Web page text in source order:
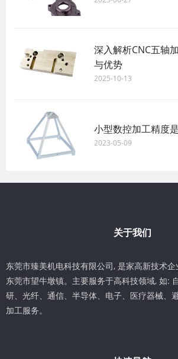
深入解析CNC五轴
与优势
2025-10-13
小型数控加工精度
2023-05-09
关于我们
东莞市臻美机电科技有限公司, 是家高新技术
东莞市望牛墩镇。主要服务于高科技领域, 如:
研、光纤、通信、半导体、电子、医疗器械、
加工服务。